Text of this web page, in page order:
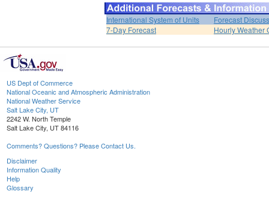
International System of Units
Forecast
7-Day Forecast
Hourly Weather
US Dept of Commerce
National Oceanic and Atmospheric Administration
National Weather Service
Salt Lake City, UT
2242 W. North Temple
Salt Lake City, UT 84116
Comments? Questions? Please Contact Us.
Disclaimer
Information Quality
Help
Glossary